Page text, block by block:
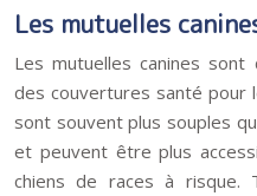
Les mutuelles
Les mutuelles canines
des couvertures santé pour
sont souvent plus souples
et peuvent être plus
chiens de races à risque.